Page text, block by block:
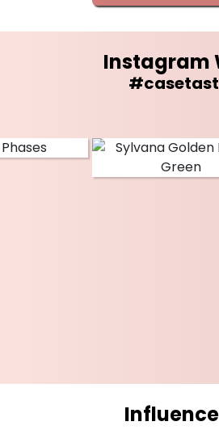
Instagram